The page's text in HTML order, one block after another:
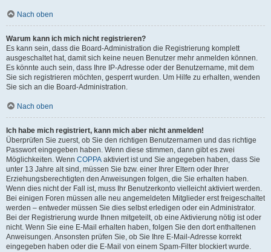
Nach oben
Warum kann ich mich nicht registrieren?
Es kann sein, dass die Board-Administration die Registrierung komplett
ausgeschaltet hat, damit sich keine neuen Benutzer mehr anmelden können.
Es könnte auch sein, dass Ihre IP-Adresse oder der Benutzername, mit dem
Sie sich registrieren möchten, gesperrt wurden. Um Hilfe zu erhalten, wenden
Sie sich an die Board-Administration.
Nach oben
Ich habe mich registriert, kann mich aber nicht anmelden!
Überprüfen Sie zuerst, ob Sie den richtigen Benutzernamen und das richtige
Passwort eingegeben haben. Wenn diese stimmen, dann gibt es zwei
Möglichkeiten. Wenn COPPA aktiviert ist und Sie angegeben haben, dass Sie
unter 13 Jahre alt sind, müssen Sie bzw. einer Ihrer Eltern oder Ihrer
Erziehungsberechtigten den Anweisungen folgen, die Sie erhalten haben.
Wenn dies nicht der Fall ist, muss Ihr Benutzerkonto vielleicht aktiviert werden.
Bei einigen Foren müssen alle neu angemeldeten Mitglieder erst freigeschaltet
werden – entweder müssen Sie dies selbst erledigen oder ein Administrator.
Bei der Registrierung wurde Ihnen mitgeteilt, ob eine Aktivierung nötig ist oder
nicht. Wenn Sie eine E-Mail erhalten haben, folgen Sie den dort enthaltenen
Anweisungen. Ansonsten prüfen Sie, ob Sie Ihre E-Mail-Adresse korrekt
eingegeben haben oder die E-Mail von einem Spam-Filter blockiert wurde.